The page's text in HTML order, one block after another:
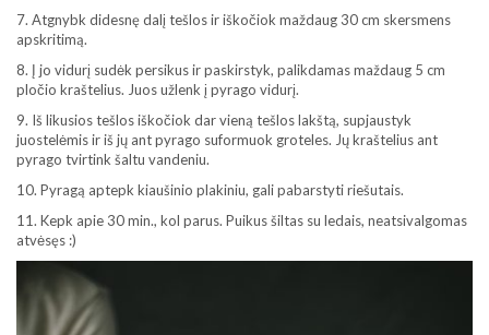
7. Atgnybk didesnę dalį tešlos ir iškočiok maždaug 30 cm skersmens
apskritimą.
8. Į jo vidurį sudėk persikus ir paskirstyk, palikdamas maždaug 5 cm
pločio kraštelius. Juos užlenk į pyrago vidurį.
9. Iš likusios tešlos iškočiok dar vieną tešlos lakštą, supjaustyk
juostelėmis ir iš jų ant pyrago suformuok groteles. Jų kraštelius ant
pyrago tvirtink šaltu vandeniu.
10. Pyragą aptepk kiaušinio plakiniu, gali pabarstyti riešutais.
11. Kepk apie 30 min., kol parus. Puikus šiltas su ledais, neatsivalgomas
atvėsęs :)